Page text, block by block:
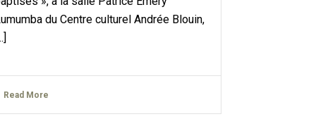
du Centre culturel Andrée Blouin,
Read More